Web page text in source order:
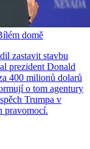
domě
zastavit stavbu
prezident Donald
400 milionů dolarů
o tom agentury
Trumpa v
pravomocí.